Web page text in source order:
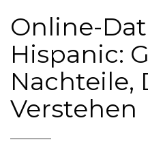
Online-
Hispanic:
Nachteile,
Verstehen